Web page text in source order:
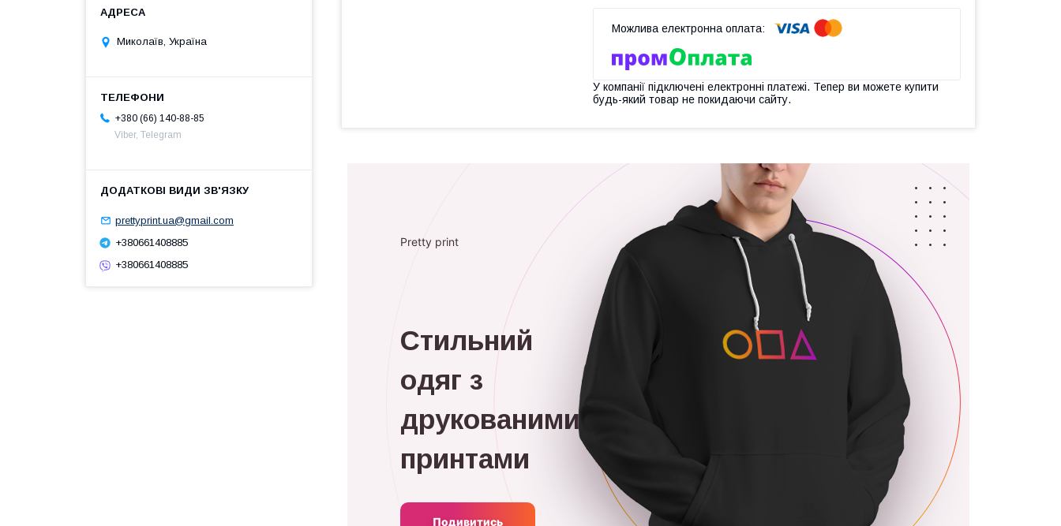
У компанії підключені електронні платежі. Тепер ви можете купити
будь-який товар не покидаючи сайту.
Pretty print
Стильний
одяг з
друкованими
принтами
Подивитись
Миколаїв, Україна
+380 (66) 140-88-85
Viber, Telegram
prettyprint.ua@gmail.com
+380661408885
+380661408885